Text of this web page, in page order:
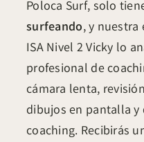
Poloca Surf, solo
surfeando, y
ISA Nivel 2 Vicky lo
profesional de
cámara lenta,
dibujos en pantalla
coaching. Recibirás